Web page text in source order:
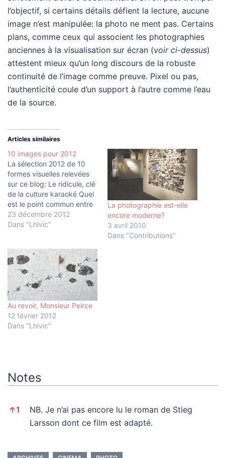
l’objectif, si certains détails défient la lecture, aucune
image n’est manipulée: la photo ne ment pas. Certains
plans, comme ceux qui associent les photographies
anciennes à la visualisation sur écran (voir ci-dessus)
attestent mieux qu’un long discours de la robuste
continuité de l’image comme preuve. Pixel ou pas,
l’authenticité coule d’un support à l’autre comme l’eau
de la source.
Articles similaires
10 images pour 2012
La sélection 2012 de 10
formes visuelles relevées
sur ce blog: Le ridicule, clé
de la culture karaoké Quel
est le point commun entre
le Rocky Horror Picture
Show, Star Wars et
les formes les plus
appropriées, imitées,
détournées, fandomisées
de la culture récente.…
23 décembre 2012
Dans "Lhivic"
La photographie est-elle
encore moderne?
3 avril 2010
Dans "Contributions"
Au revoir, Monsieur Peirce
12 février 2012
Dans "Lhivic"
Notes
↑1
NB. Je n’ai pas encore lu le roman de Stieg
Larsson dont ce film est adapté.